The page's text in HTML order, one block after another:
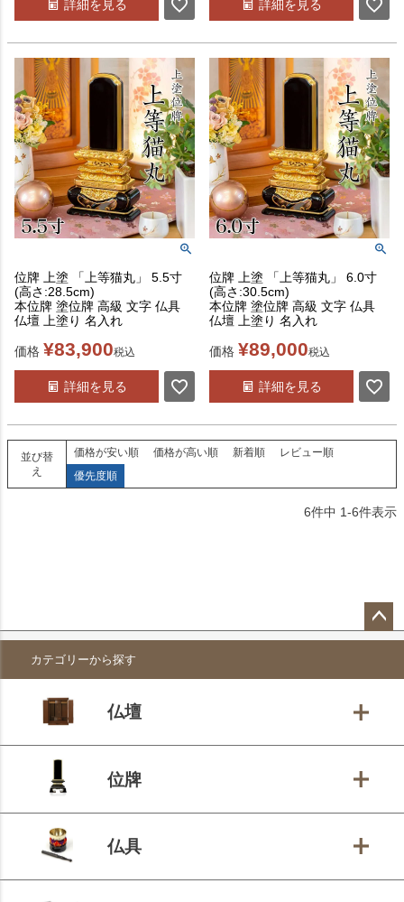
詳細を見る 詳細を見る
位牌 上塗 「上等猫丸」 5.5寸
(高さ:28.5cm)
本位牌 塗位牌 高級 文字 仏具
仏壇 上塗り 名入れ
価格 ¥83,900税込
詳細を見る
位牌 上塗 「上等猫丸」 6.0寸
(高さ:30.5cm)
本位牌 塗位牌 高級 文字 仏具
仏壇 上塗り 名入れ
価格 ¥89,000税込
詳細を見る
並び替
え
価格が安い順 価格が高い順 新着順
レビュー順
優先度順
6件中 1-6件表示
ペー
ップ
カテゴリーから探す
仏壇
位牌
仏具